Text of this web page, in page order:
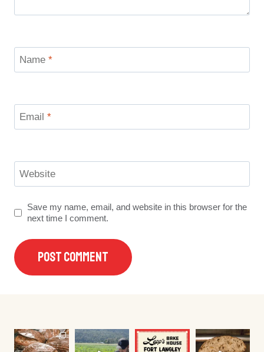
Name *
Email *
Website
Save my name, email, and website in this browser for the
next time I comment.